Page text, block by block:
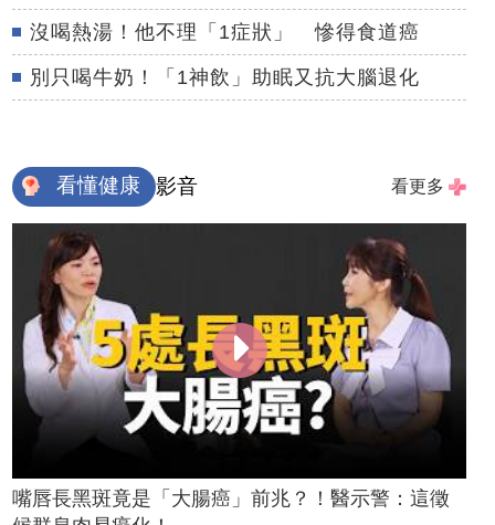
沒喝熱湯！他不理「1症狀」 慘得食道癌
別只喝牛奶！「1神飲」助眠又抗大腦退化
看懂健康 影音 看更多
嘴唇長黑斑竟是「大腸癌」前兆？！醫示警：這徵